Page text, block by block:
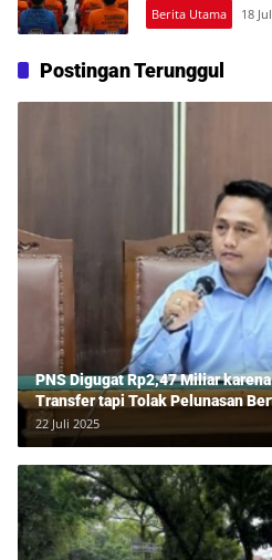
Berita Utama 18
Postingan Terunggul
PNS Digugat Rp2,47 Miliar
Transfer tapi Tolak Pelunasan
Lawan Tipu Rp850 Juta
22 Juli 2025